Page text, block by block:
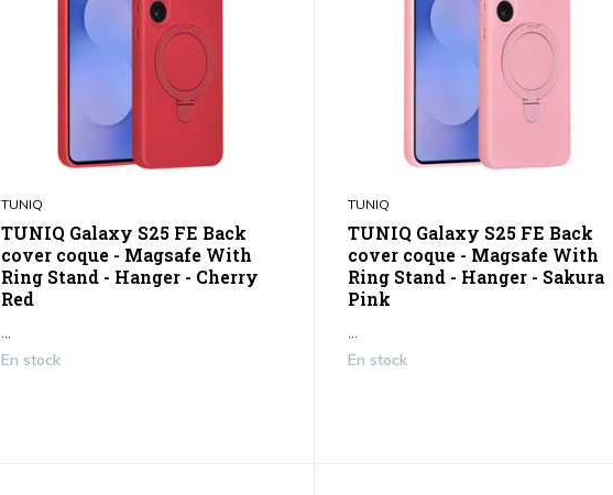
TUNIQ
TUNIQ Galaxy S25 FE Back
cover coque - Magsafe With
Ring Stand - Hanger - Cherry
Red
En stock
TUNIQ
TUNIQ Galaxy S25 FE Back
cover coque - Magsafe With
Ring Stand - Hanger - Sakura
Pink
En stock